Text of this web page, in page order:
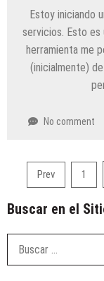
Estoy iniciando
servicios. Esto
herramienta me
(inicialmente)
No comment
Paginación
de
Prev 1
Buscar en el